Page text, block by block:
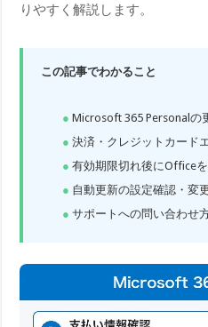
りやすく解説します。
この記事でわかること
Microsoft 365 Personalの
決済・クレジットカード
有効期限切れ後にOffice
自動更新の設定確認・変
サポートへの問い合わせ